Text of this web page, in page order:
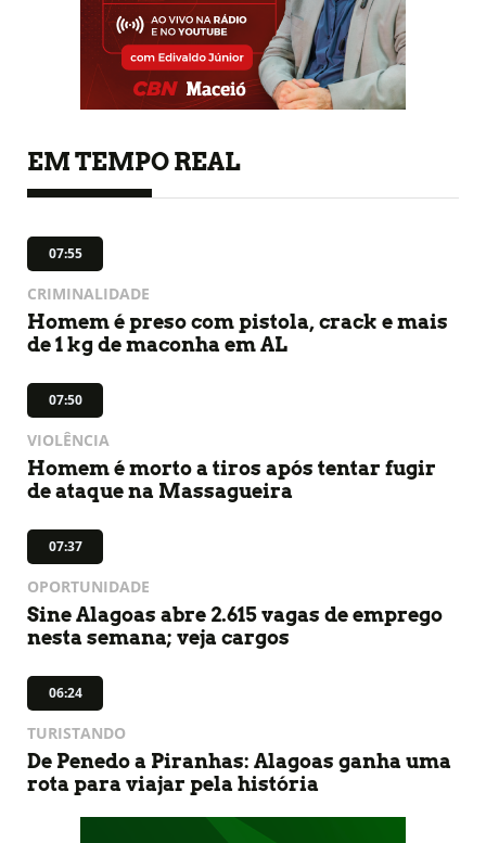
EM TEMPO REAL
07:55
CRIMINALIDADE
Homem é preso com pistola, crack e mais
de 1 kg de maconha em AL
07:50
VIOLÊNCIA
Homem é morto a tiros após tentar fugir
de ataque na Massagueira
07:37
OPORTUNIDADE
Sine Alagoas abre 2.615 vagas de emprego
nesta semana; veja cargos
06:24
TURISTANDO
De Penedo a Piranhas: Alagoas ganha uma
rota para viajar pela história